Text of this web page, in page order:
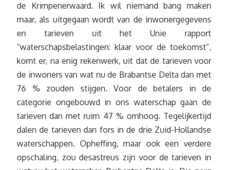
de Krimpenerwaard. Ik wil niemand bang maken
maar, als uitgegaan wordt van de inwonergegevens
en tarieven uit het Unie rapport
“waterschapsbelastingen: klaar voor de toekomst”,
komt er, na enig rekenwerk, uit dat de tarieven voor
de inwoners van wat nu de Brabantse Delta dan met
76 % zouden stijgen. Voor de betalers in de
categorie ongebouwd in ons waterschap gaan de
tarieven dan met ruim 47 % omhoog. Tegelijkertijd
dalen de tarieven dan fors in de drie Zuid-Hollandse
waterschappen. Opheffing, maar ook een verdere
opschaling, zou desastreus zijn voor de tarieven in